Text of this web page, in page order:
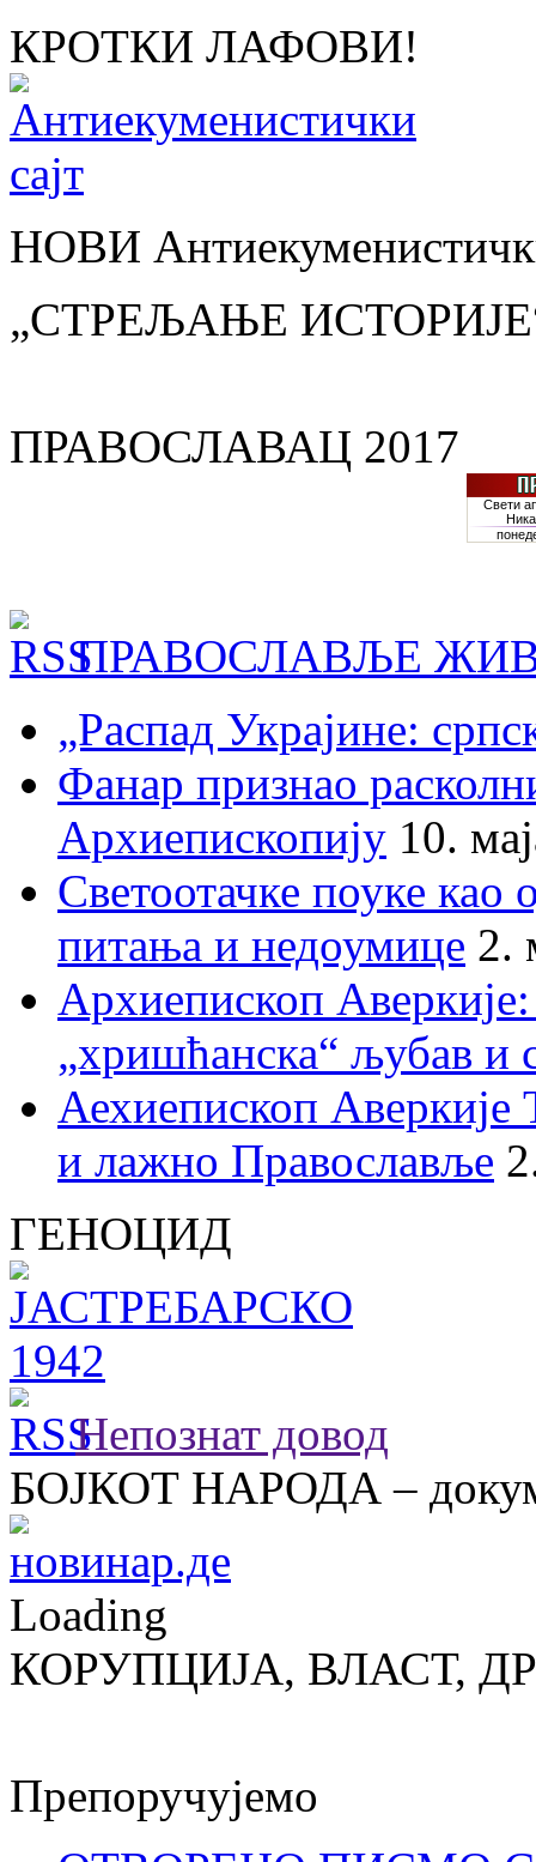
КРОТКИ ЛАФОВИ!
НОВИ
„СТРЕЉАЊЕ
ПРАВОСЛАВАЦ 2017
ПРАВОСЛАВЉЕ
„Распад Украјине:
Фанар признао
Архиепископију 10.
Светоотачке поуке као
питања и недоумице 2.
Архиепископ
„хришћанска“ љубав и
Аехиепископ
и лажно Православље
ГЕНОЦИД
Непознат довод
БОЈКОТ НАРОДА –
Loading
КОРУПЦИЈА, ВЛАСТ,
Препоручујемо